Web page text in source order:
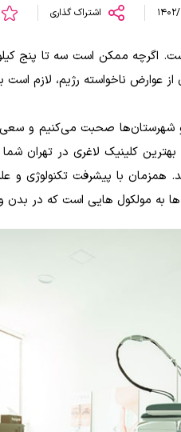
اشتراک گذاری
ممکن است سه تا پنج
ناخواسته رژیم، لازم است
شهرستان‌ها صحبت می‌کنیم و سعی
کلینیک لاغری در تهران شما
همزمان با پیشرفت تکنولوژی
به مولکول هایی است که در بدن